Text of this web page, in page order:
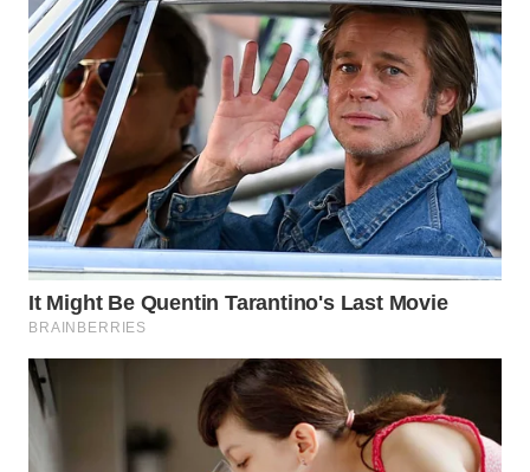
WN
PAKPAK
WN
KARAWANG
WN
BEKASI
WN
BOGOR
DEPOK